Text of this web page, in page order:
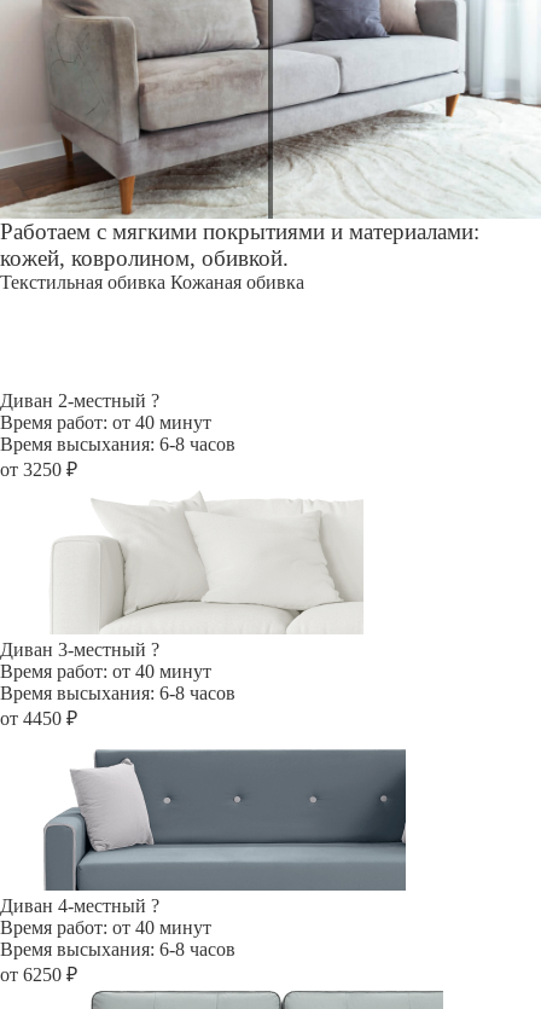
Работаем с мягкими покрытиями и материалами:
кожей, ковролином, обивкой.
Текстильная обивка Кожаная обивка
Диван 2-местный ?
Время работ: от 40 минут
Время высыхания: 6-8 часов
от 3250 ₽
Диван 3-местный ?
Время работ: от 40 минут
Время высыхания: 6-8 часов
от 4450 ₽
Диван 4-местный ?
Время работ: от 40 минут
Время высыхания: 6-8 часов
от 6250 ₽